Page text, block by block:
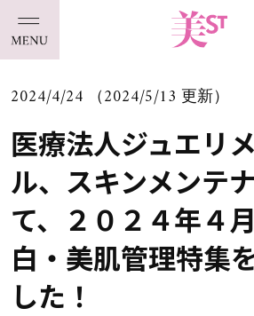
2024/4/24 （2024/5/13 更新）
医療法人ジュエリ
ル、スキンメンテ
て、２０２４年４
白・美肌管理特集
した！